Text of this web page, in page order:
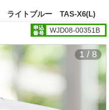
ライトブルー TAS-X6(L)
WJD08-00351B
1 / 8